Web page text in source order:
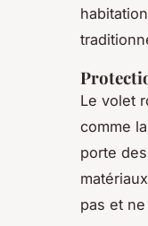
Le volet
comme
porte
pas et